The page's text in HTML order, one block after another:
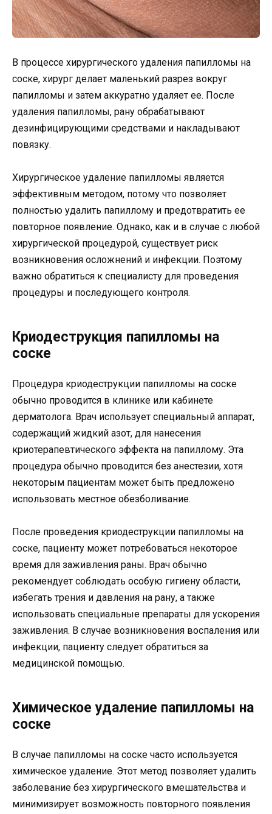
В процессе хирургического удаления папилломы на
соске, хирург делает маленький разрез вокруг
папилломы и затем аккуратно удаляет ее. После
удаления папилломы, рану обрабатывают
дезинфицирующими средствами и накладывают
повязку.
Хирургическое удаление папилломы является
эффективным методом, потому что позволяет
полностью удалить папиллому и предотвратить ее
повторное появление. Однако, как и в случае с любой
хирургической процедурой, существует риск
возникновения осложнений и инфекции. Поэтому
важно обратиться к специалисту для проведения
процедуры и последующего контроля.
Криодеструкция папилломы на
соске
Процедура криодеструкции папилломы на соске
обычно проводится в клинике или кабинете
дерматолога. Врач использует специальный аппарат,
содержащий жидкий азот, для нанесения
криотерапевтического эффекта на папиллому. Эта
процедура обычно проводится без анестезии, хотя
некоторым пациентам может быть предложено
использовать местное обезболивание.
После проведения криодеструкции папилломы на
соске, пациенту может потребоваться некоторое
время для заживления раны. Врач обычно
рекомендует соблюдать особую гигиену области,
избегать трения и давления на рану, а также
использовать специальные препараты для ускорения
заживления. В случае возникновения воспаления или
инфекции, пациенту следует обратиться за
медицинской помощью.
Химическое удаление папилломы на
соске
В случае папилломы на соске часто используется
химическое удаление. Этот метод позволяет удалить
заболевание без хирургического вмешательства и
минимизирует возможность повторного появления